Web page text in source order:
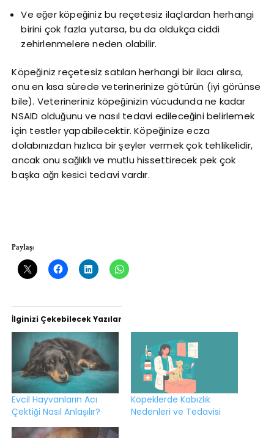
Ve eğer köpeğiniz bu reçetesiz ilaçlardan herhangi
birini çok fazla yutarsa, bu da oldukça ciddi
zehirlenmelere neden olabilir.
Köpeğiniz reçetesiz satılan herhangi bir ilacı alırsa,
onu en kısa sürede veterinerinize götürün (iyi görünse
bile). Veterineriniz köpeğinizin vücudunda ne kadar
NSAID olduğunu ve nasıl tedavi edileceğini belirlemek
için testler yapabilecektir. Köpeğinize ecza
dolabınızdan hızlıca bir şeyler vermek çok tehlikelidir,
ancak onu sağlıklı ve mutlu hissettirecek pek çok
başka ağrı kesici tedavi vardır.
Paylaş:
İlginizi Çekebilecek Yazılar
Evcil Hayvanların Acı
Çektiği Nasıl Anlaşılır?
Köpeklerde Kabızlık
Nedenleri ve Tedavisi